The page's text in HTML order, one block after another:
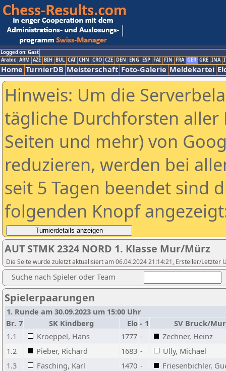
Logged on: Gast
Arabic ARM AZE BIH BUL CAT CHN CRO CZE DEN ENG ESP FAI FIN FRA GER GRE INA
Home TurnierDB Meisterschaft Foto-Galerie Meldekartei
Hinweis: Um die
tägliche Durchforsten aller
Seiten und mehr) von
reduzieren, werden bei
seit 5 Tagen beendet sind
folgenden Knopf
AUT STMK 2324 NORD 1. Klasse Mur/Mürz
Die Seite wurde zuletzt aktualisiert am 06.04.2024 21:14:21, Ersteller/Letzter
Suche nach Spieler oder Team
Spielerpaarungen
1. Runde am 30.09.2023 um 15:00 Uhr
Br. 7 SK Kindberg Elo - 1
SV Bruck/Mur
1.1
Kroeppel, Hans 1777 -
Zechner, Heinz
1.2
Pieber, Richard 1683 -
Ully, Michael
1.3
Fasching, Karl 1470 -
Friesenbichler,